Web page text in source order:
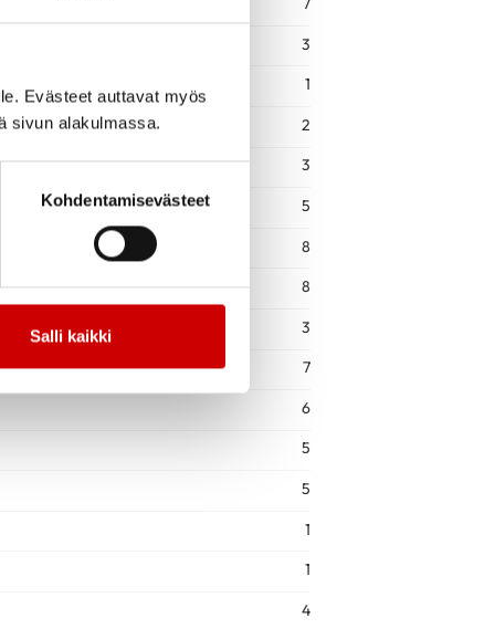
Evästeet auttavat myös
sivun alakulmassa.
Kohdentamisevästeet
Salli kaikki
3
1
2
3
5
8
8
3
7
6
5
5
1
1
4